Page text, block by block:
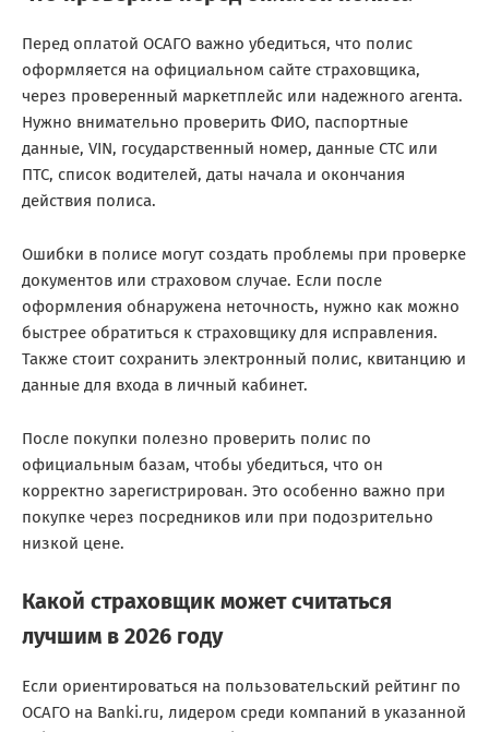
Перед оплатой ОСАГО важно убедиться, что полис
оформляется на официальном сайте страховщика,
через проверенный маркетплейс или надежного агента.
Нужно внимательно проверить ФИО, паспортные
данные, VIN, государственный номер, данные СТС или
ПТС, список водителей, даты начала и окончания
действия полиса.
Ошибки в полисе могут создать проблемы при проверке
документов или страховом случае. Если после
оформления обнаружена неточность, нужно как можно
быстрее обратиться к страховщику для исправления.
Также стоит сохранить электронный полис, квитанцию и
данные для входа в личный кабинет.
После покупки полезно проверить полис по
официальным базам, чтобы убедиться, что он
корректно зарегистрирован. Это особенно важно при
покупке через посредников или при подозрительно
низкой цене.
Какой страховщик может считаться
лучшим в 2026 году
Если ориентироваться на пользовательский рейтинг по
ОСАГО на Banki.ru, лидером среди компаний в указанной